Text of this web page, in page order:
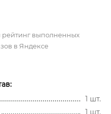
выполненных
в Яндексе
1 шт.
1 шт.